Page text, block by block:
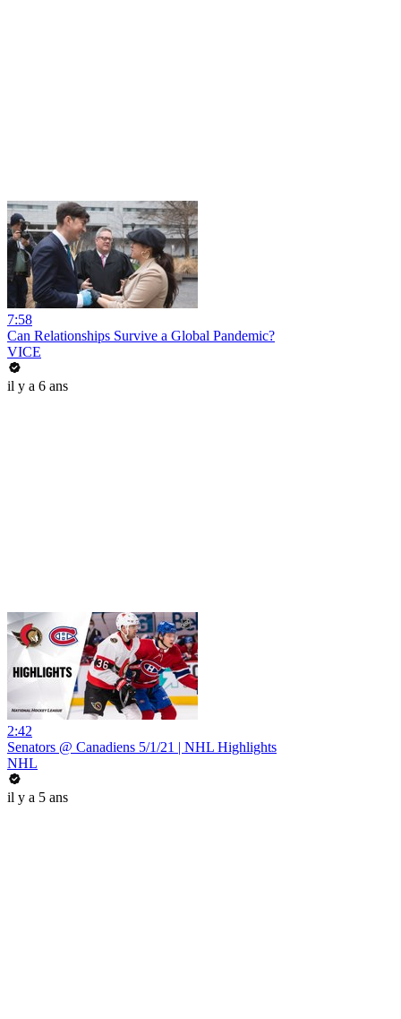
7:58
Can Relationships Survive a Global Pandemic?
VICE
il y a 6 ans
2:42
Senators @ Canadiens 5/1/21 | NHL Highlights
NHL
il y a 5 ans